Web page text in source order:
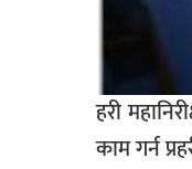
हरी
काम गर्न